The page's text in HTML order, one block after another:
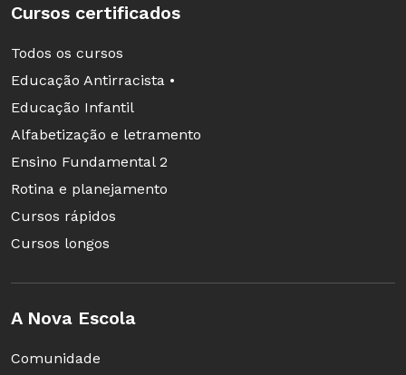
Cursos certificados
Todos os cursos
Educação Antirracista •
Educação Infantil
Alfabetização e letramento
Ensino Fundamental 2
Rotina e planejamento
Cursos rápidos
Cursos longos
A Nova Escola
Comunidade